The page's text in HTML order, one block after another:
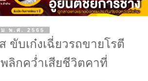
พ.ศ. 2565
ขับเก๋งเฉี่ยวรถขายโรตี
ลิกคว่ำเสียชีวิตคาที่